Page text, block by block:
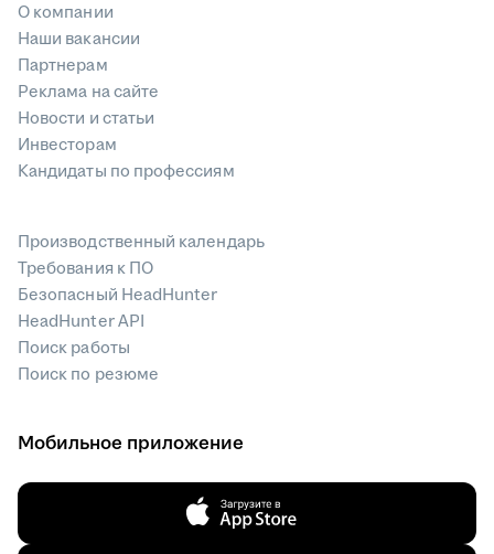
О компании
Наши вакансии
Партнерам
Реклама на сайте
Новости и статьи
Инвесторам
Кандидаты по профессиям
Производственный календарь
Требования к ПО
Безопасный HeadHunter
HeadHunter API
Поиск работы
Поиск по резюме
Мобильное приложение